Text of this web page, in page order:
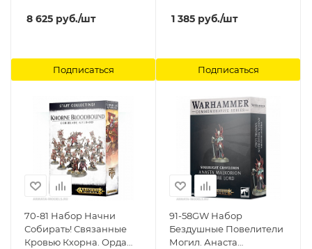
8 625 руб./шт
Подписаться
Workshop
1 385 руб./шт
Подписаться
70-81 Набор Начни
Собирать! Связанные
Кровью Кхорна. Орда
91-58GW Набор
Бездушные Повелители
Могил. Анаста